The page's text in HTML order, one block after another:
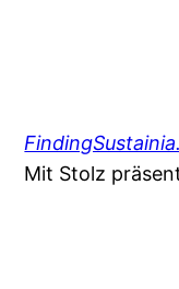
Mit Stolz